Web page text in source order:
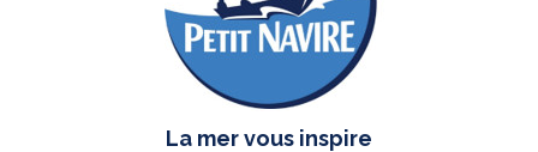
La mer vous inspire‎